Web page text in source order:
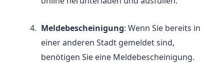
Meldebescheinigung: Wenn Sie bereits in
einer anderen Stadt gemeldet sind,
benötigen Sie eine Meldebescheinigung.